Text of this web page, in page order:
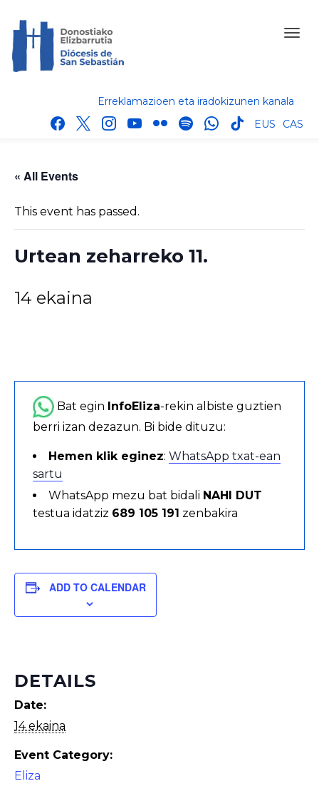
Erreklamazioen eta iradokizunen kanala
facebook
x instagram
youtube
flickr spotifywhatsapp
tik
EUS CAS
« All Events
This event has passed.
Urtean zeharreko 11.
14 ekaina
Bat egin InfoEliza-rekin albiste guztien
berri izan dezazun. Bi bide dituzu:
Hemen klik eginez: WhatsApp txat-ean
sartu
WhatsApp mezu bat bidali NAHI DUT
testua idatziz 689 105 191 zenbakira
ADD TO CALENDAR
DETAILS
Date:
14 ekaina
Event Category:
Eliza